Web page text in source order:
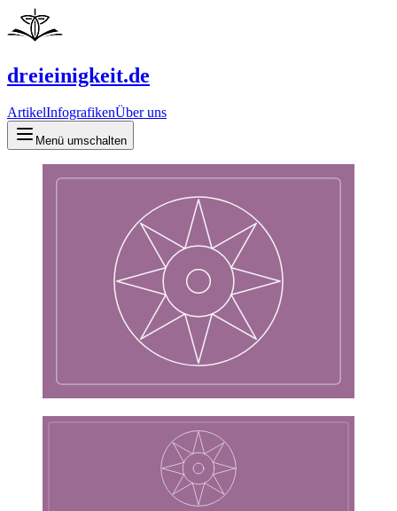
dreieinigkeit.de
ArtikelInfografikenÜber uns
Menü umschalten